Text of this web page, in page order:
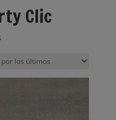
Clic
Ordenado
los
últimos